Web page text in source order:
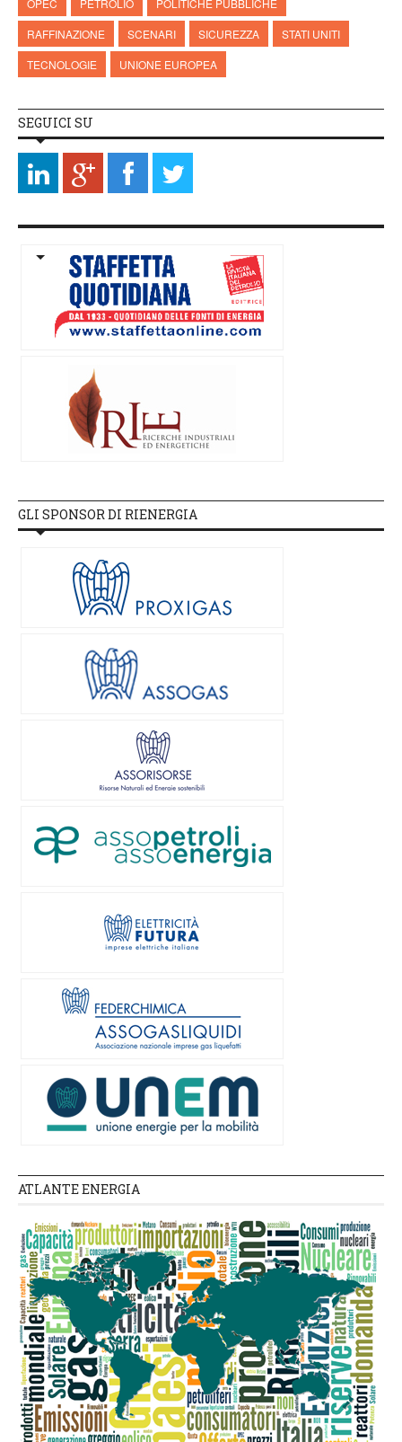
OPEC PETROLIO
POLITICHE PUBBLICHE
RAFFINAZIONE
SCENARI SICUREZZA
STATI UNITI
TECNOLOGIE
UNIONE EUROPEA
SEGUICI SU
GLI SPONSOR DI RIENERGIA
ATLANTE ENERGIA